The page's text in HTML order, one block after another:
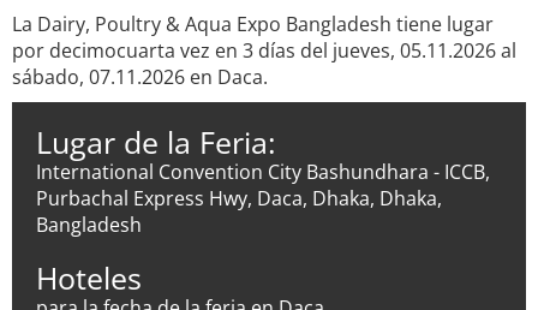
La Dairy, Poultry & Aqua Expo Bangladesh tiene lugar
por decimocuarta vez en 3 días del jueves, 05.11.2026 al
sábado, 07.11.2026 en Daca.
Lugar de la Feria:
International Convention City Bashundhara - ICCB,
Purbachal Express Hwy, Daca, Dhaka, Dhaka,
Bangladesh
Hoteles